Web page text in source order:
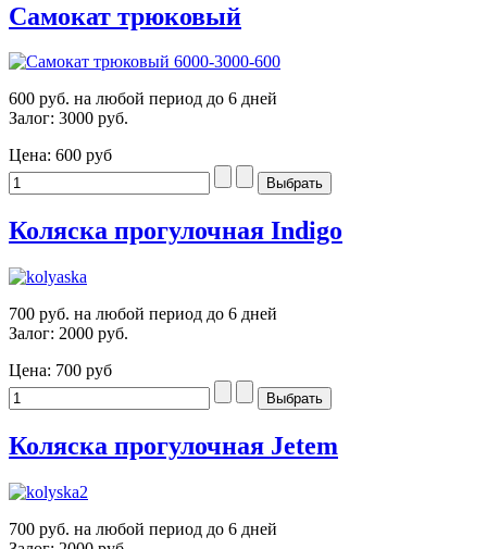
Cамокат трюковый
600 руб. на любой период до 6 дней
Залог: 3000 руб.
Цена: 600 руб
Коляска прогулочная Indigo
700 руб. на любой период до 6 дней
Залог: 2000 руб.
Цена: 700 руб
Коляска прогулочная Jetem
700 руб. на любой период до 6 дней